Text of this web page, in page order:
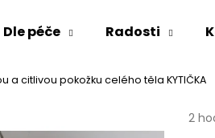
Dle péče Radosti
a citlivou pokožku celého těla KYTIČKA
2
Co potřebujete najít?